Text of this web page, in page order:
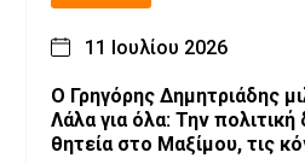
11 Ιουλίου 2026
O Γρηγόρης Δημητριάδης
Λάλα για όλα: Την
θητεία στο Μαξίμου, τις